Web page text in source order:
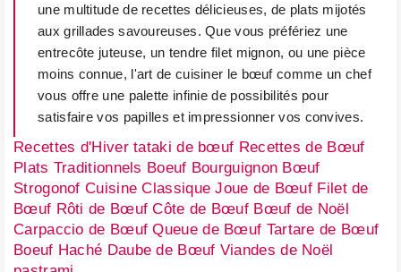
une multitude de recettes délicieuses, de plats mijotés
aux grillades savoureuses. Que vous préfériez une
entrecôte juteuse, un tendre filet mignon, ou une pièce
moins connue, l'art de cuisiner le bœuf comme un chef
vous offre une palette infinie de possibilités pour
satisfaire vos papilles et impressionner vos convives.
Recettes d'Hiver tataki de bœuf Recettes de Bœuf
Plats Traditionnels Boeuf Bourguignon Bœuf
Strogonof Cuisine Classique Joue de Bœuf Filet de
Bœuf Rôti de Bœuf Côte de Bœuf Bœuf de Noël
Carpaccio de Bœuf Queue de Bœuf Tartare de Bœuf
Boeuf Haché Daube de Bœuf Viandes de Noël